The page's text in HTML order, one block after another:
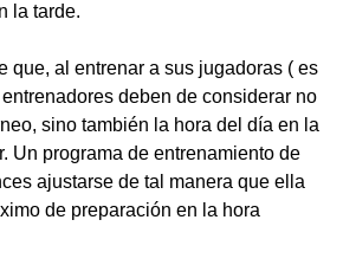
la tarde.
que, al entrenar a sus jugadoras ( es
deben de considerar no
sino también la hora del día en la
Un programa de entrenamiento de
ajustarse de tal manera que ella
de preparación en la hora